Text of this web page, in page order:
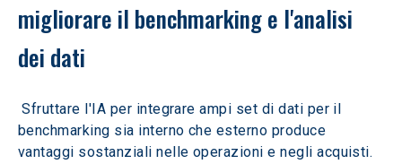
migliorare il benchmarking e l'analisi
dei dati
Sfruttare l'IA per integrare ampi set di dati per il
benchmarking sia interno che esterno produce
vantaggi sostanziali nelle operazioni e negli acquisti.